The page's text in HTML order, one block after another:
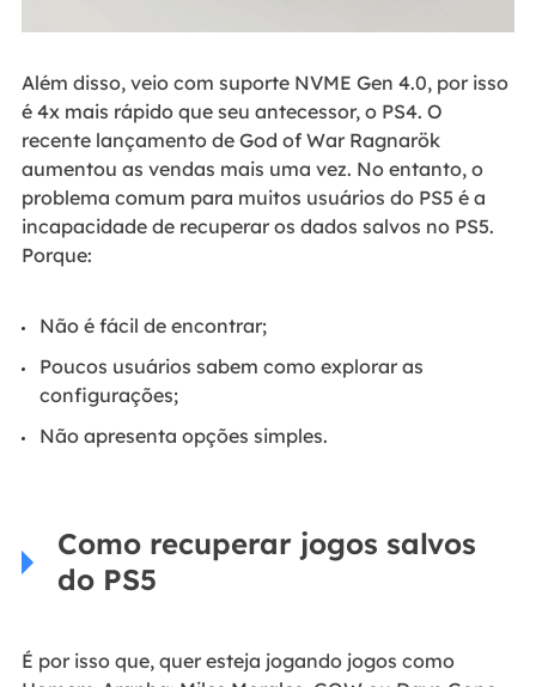
Além disso, veio com suporte NVME Gen 4.0, por isso
é 4x mais rápido que seu antecessor, o PS4. O
recente lançamento de God of War Ragnarök
aumentou as vendas mais uma vez. No entanto, o
problema comum para muitos usuários do PS5 é a
incapacidade de recuperar os dados salvos no PS5.
Porque:
Não é fácil de encontrar;
Poucos usuários sabem como explorar as
configurações;
Não apresenta opções simples.
Como recuperar jogos salvos
do PS5
É por isso que, quer esteja jogando jogos como